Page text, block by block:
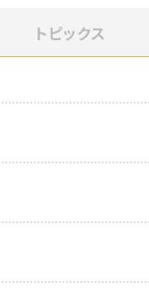
トピックス